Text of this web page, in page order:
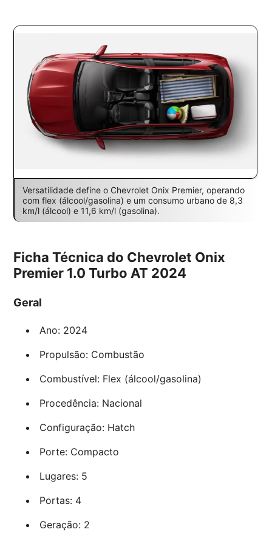
Versatilidade define o Chevrolet Onix Premier, operando
com flex (álcool/gasolina) e um consumo urbano de 8,3
km/l (álcool) e 11,6 km/l (gasolina).
Ficha Técnica do Chevrolet Onix
Premier 1.0 Turbo AT 2024
Geral
Ano: 2024
Propulsão: Combustão
Combustível: Flex (álcool/gasolina)
Procedência: Nacional
Configuração: Hatch
Porte: Compacto
Lugares: 5
Portas: 4
Geração: 2